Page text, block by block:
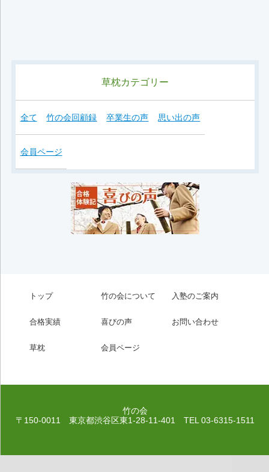
草枕カテゴリー
全て 竹の会回顧録 卒業生の声 思い出の声
会員ページ
トップ 竹の会について 入塾のご案内
合格実績 喜びの声 お問い合わせ
草枕 会員ページ
竹の会
〒150-0011 東京都渋谷区東1-28-11-401 TEL 03-6315-1511